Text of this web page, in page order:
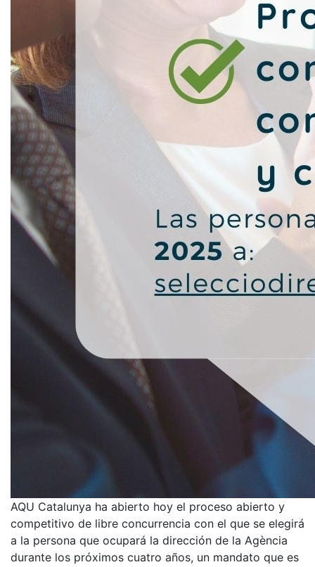
AQU Catalunya ha abierto hoy el proceso abierto y
competitivo de libre concurrencia con el que se elegirá
a la persona que ocupará la dirección de la Agència
durante los próximos cuatro años, un mandato que es